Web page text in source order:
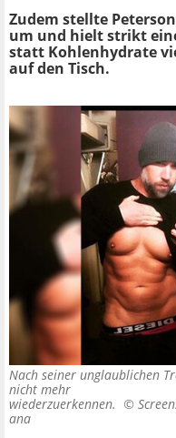
Zudem stellte
um und hielt strikt
statt Kohlenhydrate
auf den Tisch.
Nach seiner unglaublichen
nicht mehr
wiederzuerkennen. ©
ana